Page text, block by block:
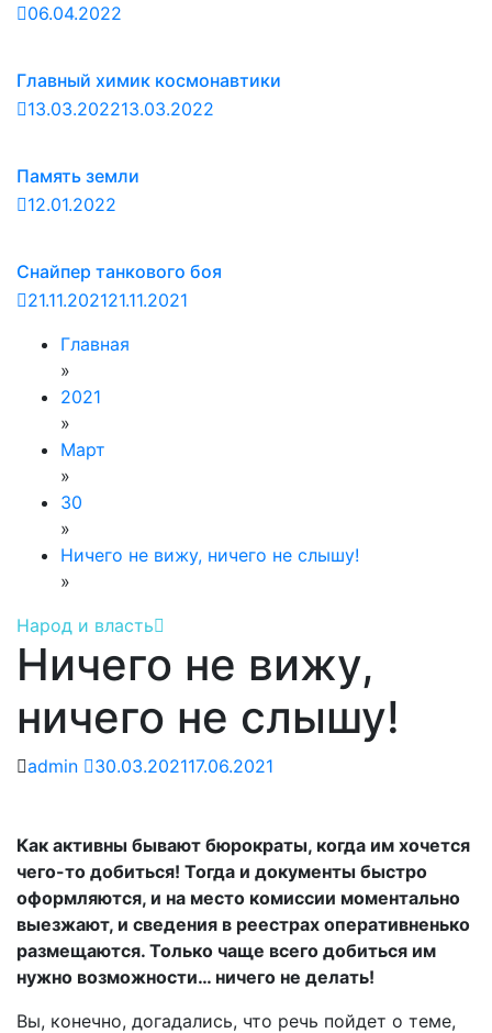
06.04.2022
Главный химик космонавтики
13.03.202213.03.2022
Память земли
12.01.2022
Снайпер танкового боя
21.11.202121.11.2021
Главная
»
2021
»
Март
»
30
»
Ничего не вижу, ничего не слышу!
»
Народ и власть
Ничего не вижу,
ничего не слышу!
admin 30.03.202117.06.2021
Как активны бывают бюрократы, когда им хочется
чего-то добиться! Тогда и документы быстро
оформляются, и на место комиссии моментально
выезжают, и сведения в реестрах оперативненько
размещаются. Только чаще всего добиться им
нужно возможности… ничего не делать!
Вы, конечно, догадались, что речь пойдет о теме,